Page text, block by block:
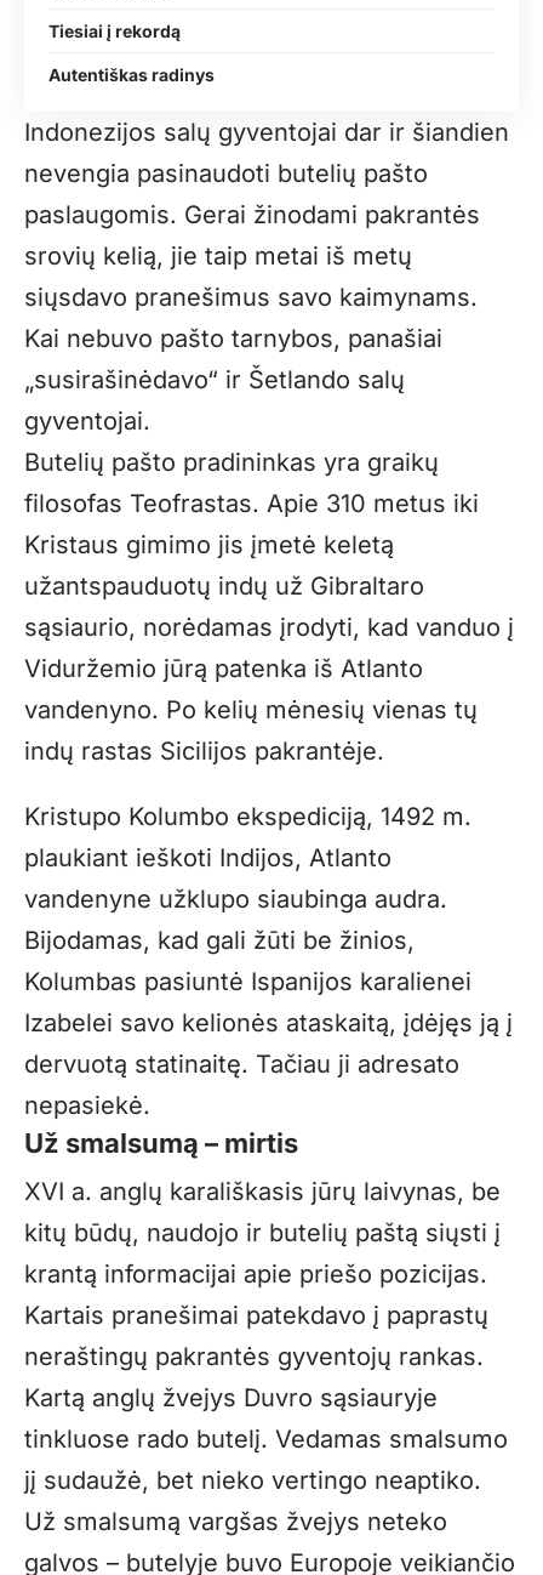
Tiesiai į rekordą
Autentiškas radinys
Indonezijos salų gyventojai dar ir šiandien
nevengia pasinaudoti butelių pašto
paslaugomis. Gerai žinodami pakrantės
srovių kelią, jie taip metai iš metų
siųsdavo pranešimus savo kaimynams.
Kai nebuvo pašto tarnybos, panašiai
„susirašinėdavo“ ir Šetlando salų
gyventojai.
Butelių pašto pradininkas yra graikų
filosofas Teofrastas. Apie 310 metus iki
Kristaus gimimo jis įmetė keletą
užantspauduotų indų už Gibraltaro
sąsiaurio, norėdamas įrodyti, kad vanduo į
Viduržemio jūrą patenka iš Atlanto
vandenyno. Po kelių mėnesių vienas tų
indų rastas Sicilijos pakrantėje.
Kristupo Kolumbo ekspediciją, 1492 m.
plaukiant ieškoti Indijos, Atlanto
vandenyne užklupo siaubinga audra.
Bijodamas, kad gali žūti be žinios,
Kolumbas pasiuntė Ispanijos karalienei
Izabelei savo kelionės ataskaitą, įdėjęs ją į
dervuotą statinaitę. Tačiau ji adresato
nepasiekė.
Už smalsumą – mirtis
XVI a. anglų karališkasis jūrų laivynas, be
kitų būdų, naudojo ir butelių paštą siųsti į
krantą informacijai apie priešo pozicijas.
Kartais pranešimai patekdavo į paprastų
neraštingų pakrantės gyventojų rankas.
Kartą anglų žvejys Duvro sąsiauryje
tinkluose rado butelį. Vedamas smalsumo
jį sudaužė, bet nieko vertingo neaptiko.
Už smalsumą vargšas žvejys neteko
galvos – butelyje buvo Europoje veikiančio